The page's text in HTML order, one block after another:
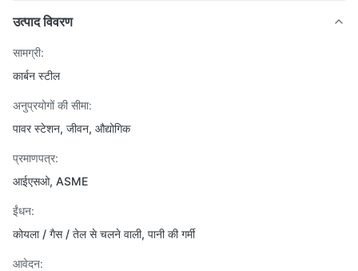
उत्पाद विवरण
सामग्री:
कार्बन स्टील
अनुप्रयोगों की सीमा:
पावर स्टेशन, जीवन, औद्योगिक
प्रमाणपत्र:
आईएसओ, ASME
ईंधन:
कोयला / गैस / तेल से चलने वाली, पानी की गर्मी
आवेदन: